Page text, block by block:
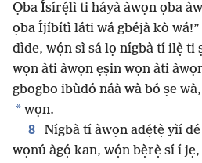
Ọba Ísírẹ́lì ti háyà àwọn ọba
ọba Íjíbítì láti wá gbéjà kò wá!”
dìde, wọ́n sì sá lọ nígbà tí ilẹ̀ ti
wọn àti àwọn ẹṣin wọn àti
gbogbo ibùdó náà wà bó ṣe
* wọn.
8
Nígbà tí àwọn adẹ́tẹ̀ yìí
wọnú àgọ́ kan, wọ́n bẹ̀rẹ̀ sí í